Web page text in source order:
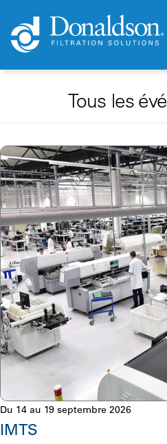
Tous les
Du 14 au 19 septembre 2026
IMTS